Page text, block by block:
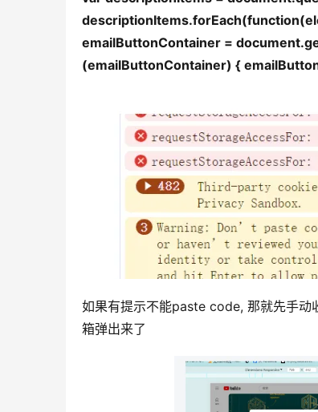
emailButtonContainer =
(emailButtonContainer) {
如果有提示不能paste code, 那就先手
箱弹出来了